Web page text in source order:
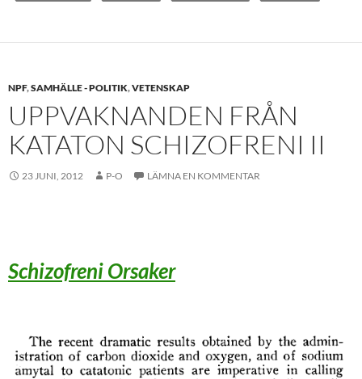
NPF,SAMHÄLLE - POLITIK,VETENSKAP
UPPVAKNANDEN FRÅN
KATATON SCHIZOFRENI II
23 JUNI, 2012 P-O LÄMNA EN KOMMENTAR
Schizofreni Orsaker